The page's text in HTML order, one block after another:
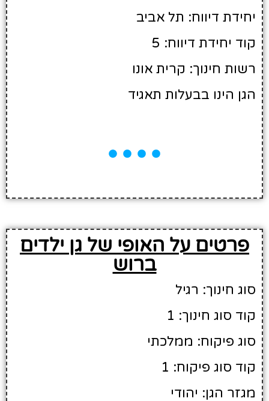
יחידת דיווח: תל אביב
קוד יחידת דיווח: 5
רשות חינוך: קרית אונו
הגן הינו בבעלות תאגיד
פרטים על האופי של גן ילדים
ברוש
סוג חינוך: רגיל
קוד סוג חינוך: 1
סוג פיקוח: ממלכתי
קוד סוג פיקוח: 1
מגזר הגן: יהודי